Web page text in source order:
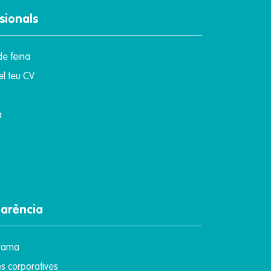
feina
teu CV
corporatives